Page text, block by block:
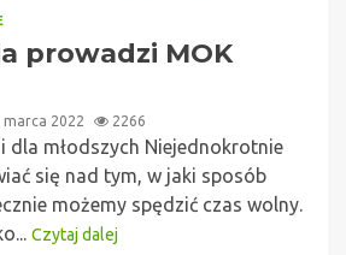
prowadzi MOK
marca 2022 2266
dla młodszych Niejednokrotnie
się nad tym, w jaki sposób
możemy spędzić czas wolny.
Czytaj dalej